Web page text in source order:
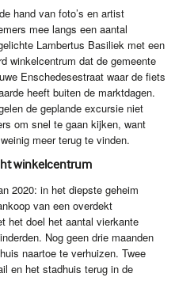
hand van foto’s en artist
mee langs een aantal
Lambertus Basiliek met een
winkelcentrum dat de gemeente
Enschedesestraat waar de fiets
heeft buiten de marktdagen.
de geplande excursie niet
om snel te gaan kijken, want
meer terug te vinden.
winkelcentrum
2020: in het diepste geheim
van een overdekt
het doel het aantal vierkante
Nog geen drie maanden
naartoe te verhuizen. Twee
en het stadhuis terug in de